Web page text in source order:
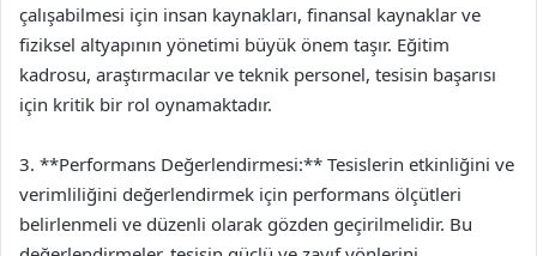
çalışabilmesi için insan kaynakları, finansal kaynaklar ve
fiziksel altyapının yönetimi büyük önem taşır. Eğitim
kadrosu, araştırmacılar ve teknik personel, tesisin başarısı
için kritik bir rol oynamaktadır.
3. **Performans Değerlendirmesi:** Tesislerin etkinliğini ve
verimliliğini değerlendirmek için performans ölçütleri
belirlenmeli ve düzenli olarak gözden geçirilmelidir. Bu